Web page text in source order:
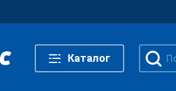
Каталог